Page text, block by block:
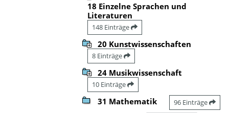
18 Einzelne Sprachen und
Literaturen
148 Einträge
20 Kunstwissenschaften
8 Einträge
24 Musikwissenschaft
10 Einträge
31 Mathematik 96 Einträge